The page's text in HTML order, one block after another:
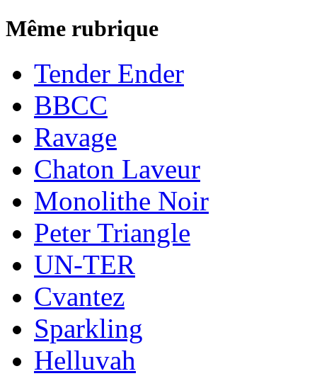
Même rubrique
Tender Ender
BBCC
Ravage
Chaton Laveur
Monolithe Noir
Peter Triangle
UN-TER
Cvantez
Sparkling
Helluvah